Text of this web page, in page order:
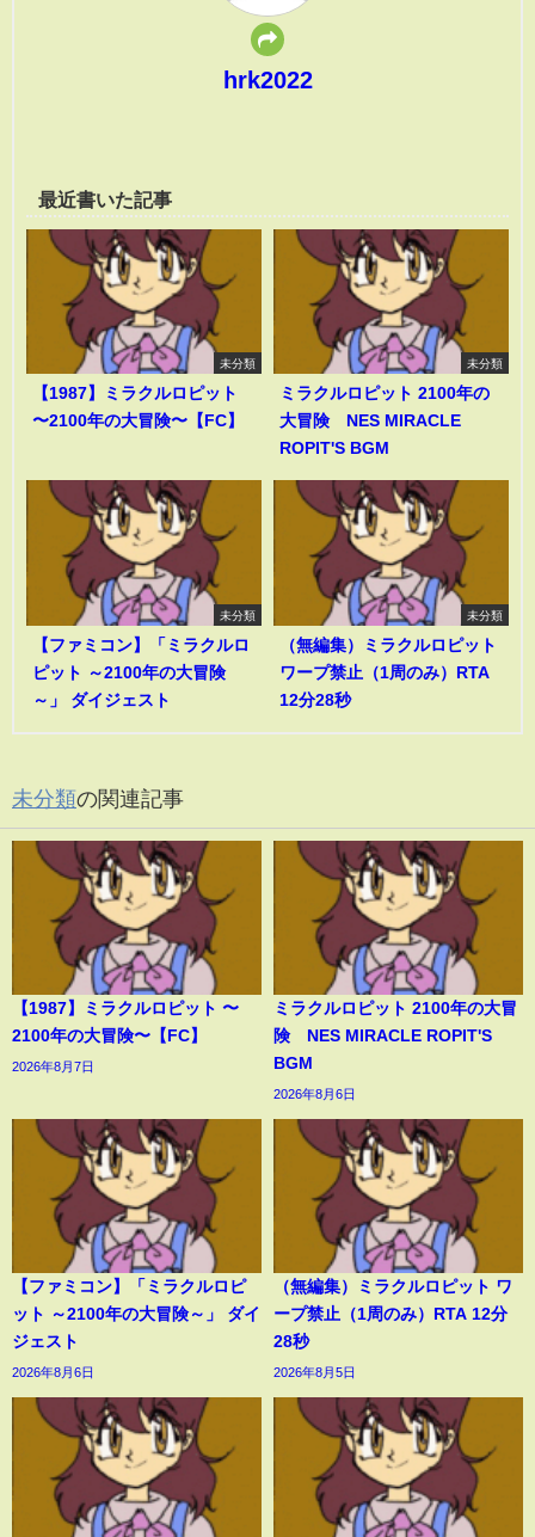
hrk2022
最近書いた記事
未分類
【1987】ミラクルロピット
〜2100年の大冒険〜【FC】
未分類
ミラクルロピット 2100年の
大冒険 NES MIRACLE
ROPIT'S BGM
未分類
【ファミコン】「ミラクルロ
ピット ～2100年の大冒険
～」 ダイジェスト
未分類
（無編集）ミラクルロピット
ワープ禁止（1周のみ）RTA
12分28秒
未分類の関連記事
【1987】ミラクルロピット 〜
2100年の大冒険〜【FC】
2026年8月7日
ミラクルロピット 2100年の大冒
険 NES MIRACLE ROPIT'S
BGM
2026年8月6日
【ファミコン】「ミラクルロピ
ット ～2100年の大冒険～」 ダイ
ジェスト
2026年8月6日
（無編集）ミラクルロピット ワ
ープ禁止（1周のみ）RTA 12分
28秒
2026年8月5日